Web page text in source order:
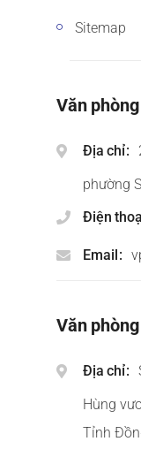
Sitemap
Văn
Địa chỉ
phường
Điện
Email
Văn
Địa chỉ
Hùng
Tỉnh